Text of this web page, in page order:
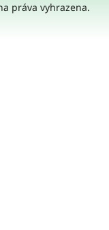
práva vyhrazena.